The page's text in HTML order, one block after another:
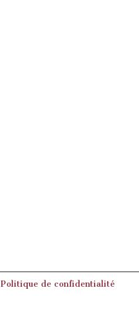
Politique de confidentialité